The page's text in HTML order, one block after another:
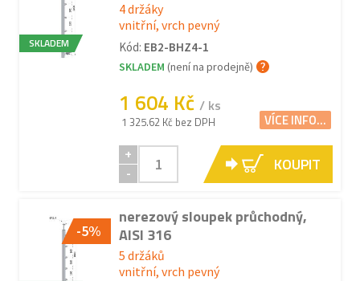
SKLADEM
4 držáky
vnitřní, vrch pevný
Kód: EB2-BHZ4-1
SKLADEM (není na prodejně)
1 604 Kč / ks
1 325.62 Kč bez DPH VÍCE INFO...
+
-
KOUPIT
-5%
nerezový sloupek průchodný,
AISI 316
5 držáků
vnitřní, vrch pevný